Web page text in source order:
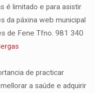
é limitado e para asistir
da páxina web municipal
de Fene Tfno. 981 340
de practicar
a saúde e adquirir